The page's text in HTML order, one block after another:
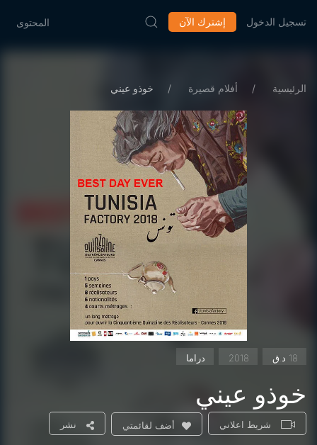
المحتوى إشترك الآن تسجيل الدخول
الرئيسية أفلام قصيرة خوذو عيني
2018 دراما
خوذو عيني
شريط اعلاني أضف لقائمتي نشر